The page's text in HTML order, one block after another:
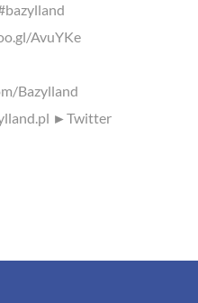
AvuYKe
Bazylland
►Twitter